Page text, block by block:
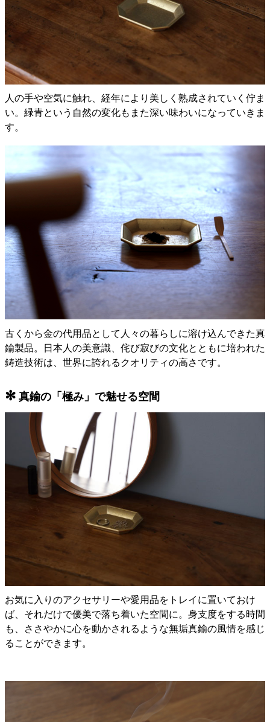
人の手や空気に触れ、経年により美しく熟成されていく佇ま
い。緑青という自然の変化もまた深い味わいになっていきま
す。
古くから金の代用品として人々の暮らしに溶け込んできた真
鍮製品。日本人の美意識、侘び寂びの文化とともに培われた
鋳造技術は、世界に誇れるクオリティの高さです。
✻ 真鍮の「極み」で魅せる空間
お気に入りのアクセサリーや愛用品をトレイに置いておけ
ば、それだけで優美で落ち着いた空間に。身支度をする時間
も、ささやかに心を動かされるような無垢真鍮の風情を感じ
ることができます。